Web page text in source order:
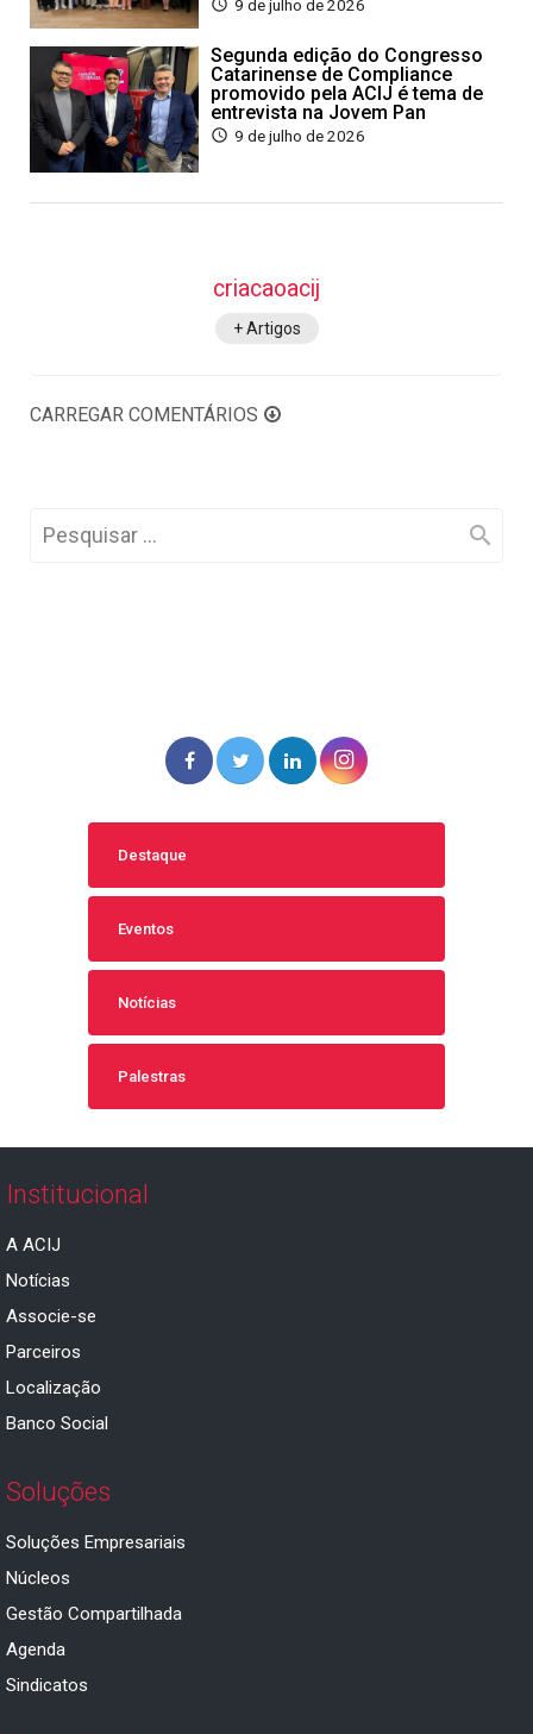
9 de julho de 2026
Segunda edição do Congresso
Catarinense de Compliance
promovido pela ACIJ é tema de
entrevista na Jovem Pan
9 de julho de 2026
criacaoacij
+ Artigos
CARREGAR COMENTÁRIOS
Destaque
Eventos
Notícias
Palestras
Institucional
A ACIJ
Notícias
Associe-se
Parceiros
Localização
Banco Social
Soluções
Soluções Empresariais
Núcleos
Gestão Compartilhada
Agenda
Sindicatos